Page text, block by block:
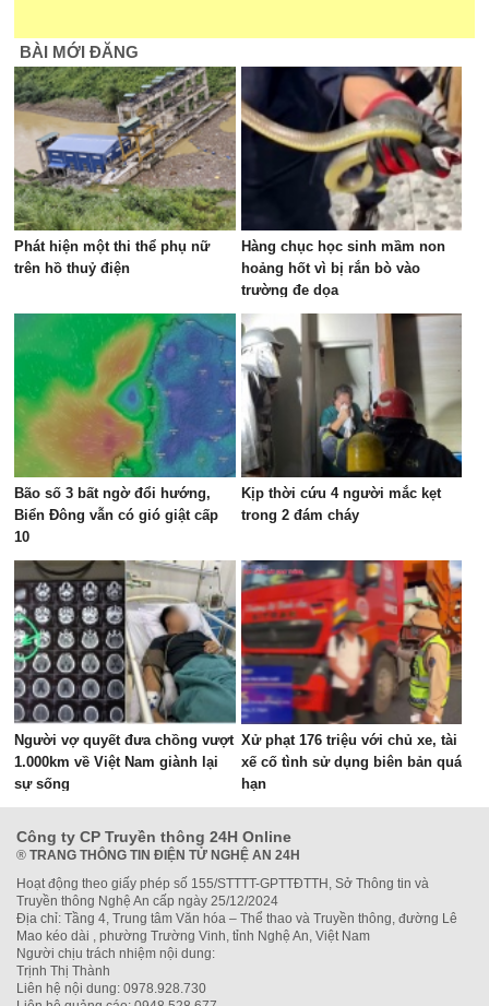
BÀI MỚI ĐĂNG
Phát hiện một thi thể phụ nữ
trên hồ thuỷ điện
Hàng chục học sinh mầm non
hoảng hốt vì bị rắn bò vào
trường đe dọa
Bão số 3 bất ngờ đổi hướng,
Biển Đông vẫn có gió giật cấp
10
Kịp thời cứu 4 người mắc kẹt
trong 2 đám cháy
Người vợ quyết đưa chồng vượt
1.000km về Việt Nam giành lại
sự sống
Xử phạt 176 triệu với chủ xe, tài
xế cố tình sử dụng biên bản quá
hạn
Công ty CP Truyền thông 24H Online
® TRANG THÔNG TIN ĐIỆN TỬ NGHỆ AN 24H
Hoạt động theo giấy phép số 155/STTTT-GPTTĐTTH, Sở Thông tin và
Truyền thông Nghệ An cấp ngày 25/12/2024
Địa chỉ: Tầng 4, Trung tâm Văn hóa – Thể thao và Truyền thông, đường Lê
Mao kéo dài , phường Trường Vinh, tỉnh Nghệ An, Việt Nam
Người chịu trách nhiệm nội dung:
Trịnh Thị Thành
Liên hệ nội dung: 0978.928.730